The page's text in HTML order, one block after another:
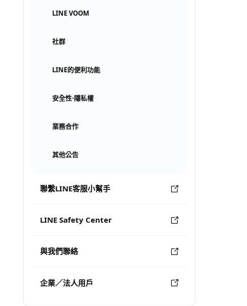
LINE VOOM
社群
LINE的便利功能
安全性⋅隱私權
業務合作
其他公告
聯繫LINE客服小幫手
LINE Safety Center
與我們聯絡
企業／法人用戶